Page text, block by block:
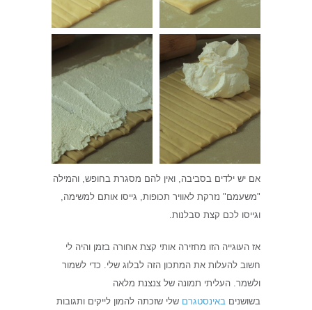
אם יש ילדים בסביבה, ואין להם מסגרת בחופש, והמילה
"משעמם" נזרקת לאוויר תכופות, גייסו אותם למשימה,
וגייסו לכם קצת סבלנות.
אז העוגייה הזו מחזירה אותי קצת אחורה בזמן והיה לי
חשוב להעלות את המתכון הזה לבלוג שלי. כדי לשמור
ולשמר. העליתי תמונה של צנצנת מלאה
בשושנים באינסטגרם שלי שזכתה להמון לייקים ותגובות